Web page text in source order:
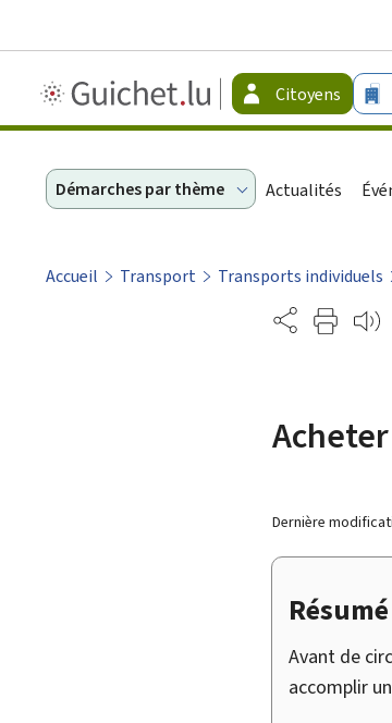
Guichet.lu
-
Citoyens
Démarches par thème Actualités
Accueil Transport Transports individuels
Partage
Dernière
Avant de
accomplir